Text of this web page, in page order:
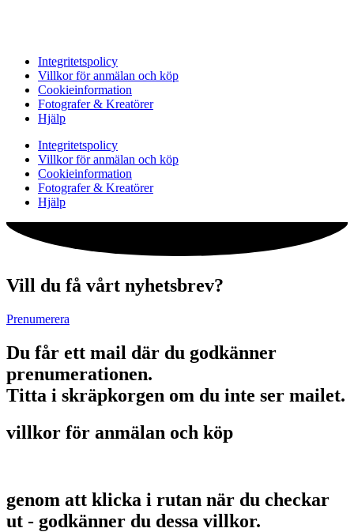
Integritetspolicy
Villkor för anmälan och köp
Cookieinformation
Fotografer & Kreatörer
Hjälp
Integritetspolicy
Villkor för anmälan och köp
Cookieinformation
Fotografer & Kreatörer
Hjälp
Vill du få vårt nyhetsbrev?
Prenumerera
Du får ett mail där du godkänner
prenumerationen.
Titta i skräpkorgen om du inte ser mailet.
villkor för anmälan och köp
genom att klicka i rutan när du checkar
ut - godkänner du dessa villkor.